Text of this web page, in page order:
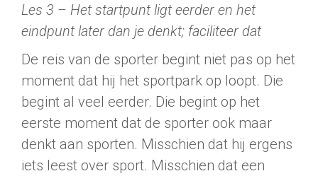
Les 3 – Het startpunt ligt eerder en het
eindpunt later dan je denkt; faciliteer dat
De reis van de sporter begint niet pas op het
moment dat hij het sportpark op loopt. Die
begint al veel eerder. Die begint op het
eerste moment dat de sporter ook maar
denkt aan sporten. Misschien dat hij ergens
iets leest over sport. Misschien dat een